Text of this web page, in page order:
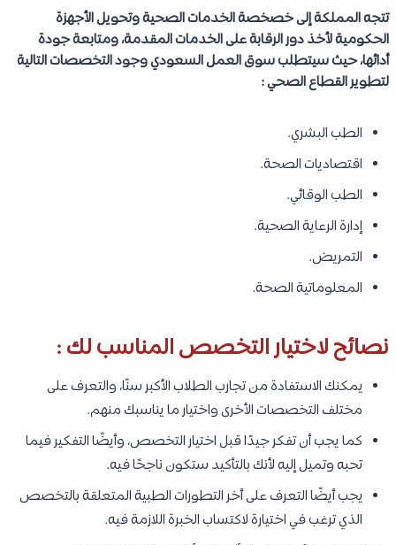
تتجه المملكة إلى خصخصة الخدمات الصحية وتحويل الأجهزة
الحكومية لأخذ دور الرقابة على الخدمات المقدمة، ومتابعة جودة
أدائها، حيث سيتطلب سوق العمل السعودي وجود التخصصات التالية
لتطوير القطاع الصحي :
الطب البشري.
اقتصاديات الصحة.
الطب الوقائي.
إدارة الرعاية الصحية.
التمريض.
المعلوماتية الصحة.
نصائح لاختيار التخصص المناسب لك :
يمكنك الاستفادة من تجارب الطلاب الأكبر سنًا، والتعرف على
مختلف التخصصات الأخرى واختيار ما يناسبك منهم.
كما يجب أن تفكر جيدًا قبل اختيار التخصص، وأيضًا التفكير فيما
تحبه وتميل إليه لأنك بالتأكيد ستكون ناجحًا فيه.
يجب أيضًا التعرف على أخر التطورات الطبية المتعلقة بالتخصص
الذي ترغب في اختيارة لاكتساب الخبرة اللازمة فيه.